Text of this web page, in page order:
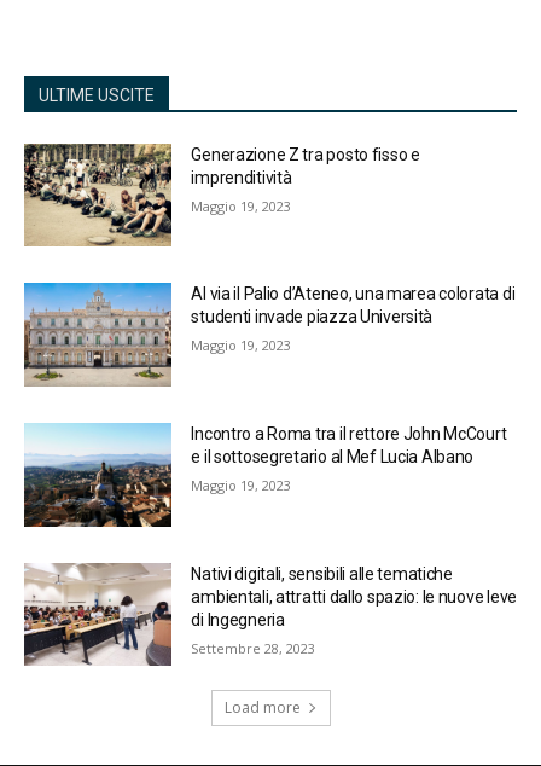
ULTIME USCITE
Generazione Z tra posto fisso e
imprenditività
Maggio 19, 2023
Al via il Palio d’Ateneo, una marea colorata di
studenti invade piazza Università
Maggio 19, 2023
Incontro a Roma tra il rettore John McCourt
e il sottosegretario al Mef Lucia Albano
Maggio 19, 2023
Nativi digitali, sensibili alle tematiche
ambientali, attratti dallo spazio: le nuove leve
di Ingegneria
Settembre 28, 2023
Load more